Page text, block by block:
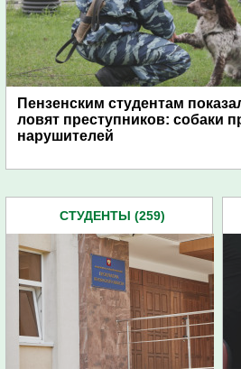
Пензенским студентам
ловят преступников: собаки
нарушителей
СТУДЕНТЫ (259)